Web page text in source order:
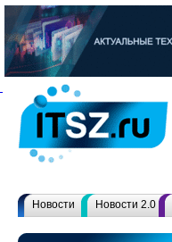
Новости Новости 2.0